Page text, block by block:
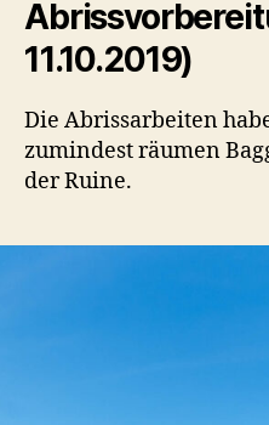
11.10.2019)
Die Abrissarbeiten
zumindest räumen
der Ruine.